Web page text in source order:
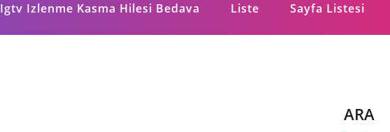
Igtv Izlenme Kasma Hilesi Bedava Liste Sayfa Listesi
ARA